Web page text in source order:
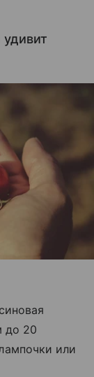
до 20
или